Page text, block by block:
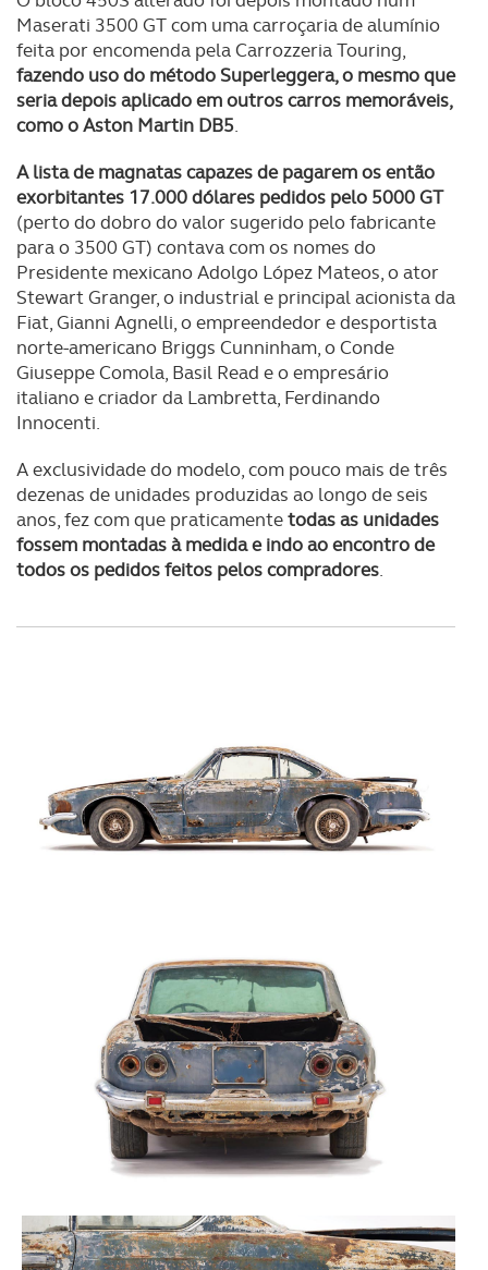
Maserati 3500 GT com uma carroçaria de alumínio
feita por encomenda pela Carrozzeria Touring,
fazendo uso do método Superleggera, o mesmo que
seria depois aplicado em outros carros memoráveis,
como o Aston Martin DB5.
A lista de magnatas capazes de pagarem os então
exorbitantes 17.000 dólares pedidos pelo 5000 GT
(perto do dobro do valor sugerido pelo fabricante
para o 3500 GT) contava com os nomes do
Presidente mexicano Adolgo López Mateos, o ator
Stewart Granger, o industrial e principal acionista da
Fiat, Gianni Agnelli, o empreendedor e desportista
norte-americano Briggs Cunninham, o Conde
Giuseppe Comola, Basil Read e o empresário
italiano e criador da Lambretta, Ferdinando
Innocenti.
A exclusividade do modelo, com pouco mais de três
dezenas de unidades produzidas ao longo de seis
anos, fez com que praticamentetodas as unidades
fossem montadas à medida e indo ao encontro de
todos os pedidos feitos pelos compradores.